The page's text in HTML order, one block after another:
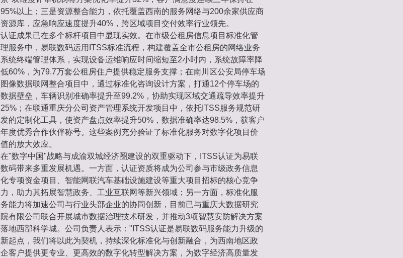
95%以上；三是资源整合能力，依托覆盖西南的服务网络与200余家供应商
资源库，应急响应速度提升40%，跨区域项目交付效率行业领先。
认证成果已在多个标杆项目中显现实效。在市级公租房信息项目标准化管
理服务中，易联数码运用ITSS标准流程，构建覆盖全市公租房的网络业务
系统终端管理体系，实现设备运维响应时间缩短至2小时内，系统故障率降
低60%，为79.7万套公租房住户提供稳定服务支撑；在南川区公安局停车场
图像数据联网整合项目中，通过标准化咨询设计方案，打通12个停车场的
数据壁垒，车辆识别准确率提升至99.2%，协助实现区域交通疏导效率提升
25%；在联通重庆分公司资产管理系统开发项目中，依托ITSS服务规范研
发的定制化工具，使资产盘点效率提升50%，数据准确率达98.5%，获客户
年度优秀合作伙伴称号。这些案例充分验证了标准化服务对数字化项目价
值的放大效应。
在"数字中国"战略与成渝双城经济圈建设的双重驱动下，ITSS认证为易联
数码带来多重发展机遇。一方面，认证资质将成为公司参与市级政务信息
化专项资金项目、智能网联汽车基础设施建设等重大项目招标的核心竞争
力，助力其拓展智慧政务、工业互联网等新兴领域；另一方面，标准化服
务能力将加速公司与行业头部企业的协同创新，目前已与重庆大数据研究
院有限公司联合开展城市数据治理技术研发，并推动3项智慧安防解决方案
落地西部科学城。公司负责人表示："ITSS认证是易联数码服务能力升级的
新起点，我们将以此为契机，持续深化标准化与创新融合，为西南地区政
企客户提供更专业、更高效的数字化转型解决方案，为数字经济高质量发